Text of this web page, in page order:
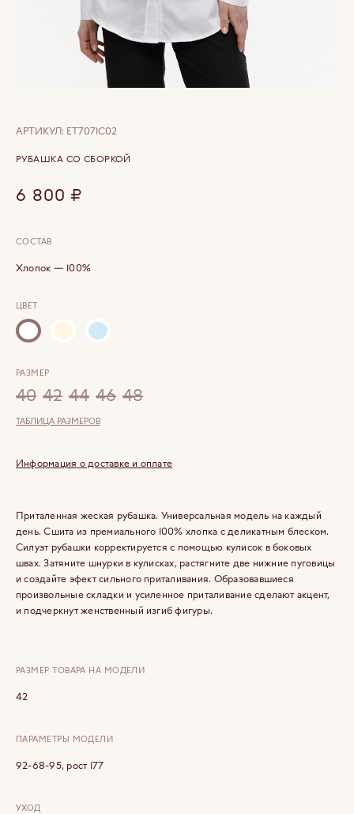
Приталенная жеская рубашка. Универсальная модель на каждый
день. Сшита из премиального 100% хлопка с деликатным блеском.
Силуэт рубашки корректируется с помощью кулисок в боковых
швах. Затяните шнурки в кулисках, растягните две нижние пуговицы
и создайте эфект сильного приталивания. Образовавшиеся
произвольные складки и усиленное приталивание сделают акцент,
и подчеркнут женственный изгиб фигуры.
РАЗМЕР ТОВАРА НА МОДЕЛИ
42
ПАРАМЕТРЫ МОДЕЛИ
92-68-95, рост 177
УХОД
АРТИКУЛ: ET7071C02
РУБАШКА СО СБОРКОЙ
6 800 ₽
СОСТАВ
Хлопок — 100%
ЦВЕТ
РАЗМЕР
40 42 44 46 48
ТАБЛИЦА РАЗМЕРОВ
Информация о доставке и оплате